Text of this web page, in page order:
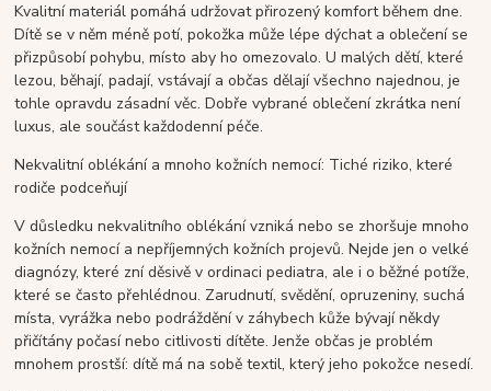
Kvalitní materiál pomáhá udržovat přirozený komfort během dne.
Dítě se v něm méně potí, pokožka může lépe dýchat a oblečení se
přizpůsobí pohybu, místo aby ho omezovalo. U malých dětí, které
lezou, běhají, padají, vstávají a občas dělají všechno najednou, je
tohle opravdu zásadní věc. Dobře vybrané oblečení zkrátka není
luxus, ale součást každodenní péče.
Nekvalitní oblékání a mnoho kožních nemocí: Tiché riziko, které
rodiče podceňují
V důsledku nekvalitního oblékání vzniká nebo se zhoršuje mnoho
kožních nemocí a nepříjemných kožních projevů. Nejde jen o velké
diagnózy, které zní děsivě v ordinaci pediatra, ale i o běžné potíže,
které se často přehlédnou. Zarudnutí, svědění, opruzeniny, suchá
místa, vyrážka nebo podráždění v záhybech kůže bývají někdy
přičítány počasí nebo citlivosti dítěte. Jenže občas je problém
mnohem prostší: dítě má na sobě textil, který jeho pokožce nesedí.